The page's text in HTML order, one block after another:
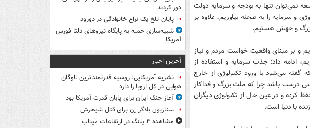
نمی‌توان تنها به بودجه و سرمایه دولت
و سرمایه را به صحنه بیاوریم، علاوه بر
بزرگ و جهش هستیم.
و بر مبنای واقعیت خواست مردم و نیاز
ادامه داد: جذب سرمایه و استفاده از
گفته می‌شود با ورود تکنولوژی از خارج
درست باشد چرا که ملت بزرگ و فداکار
کرده و در عین حال از تکنولوژی دیگران
با دنیا است.
دور کردند
پایان تلخ یک نزاع خانوادگی در دورود
شبیه‌سازی حمله به پایگاه نیروهای دلتا فورس
آمریکا
آخرین اخبار
نشریه آمریکایی: روسیه قدرتمندترین ناوگان
هوایی در کل اروپا را دارد
آغاز جنگ ایران برای پایان قدرت آمریکا بود
سناریوی بلاگر زن برای قتل شوهرش
مشاهده ۴ پلنگ در ارتفاعات میناب